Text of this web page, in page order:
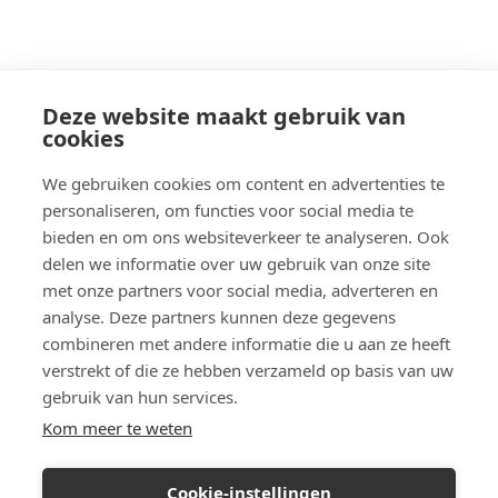
Deze website maakt gebruik van
cookies
We gebruiken cookies om content en advertenties te
personaliseren, om functies voor social media te
bieden en om ons websiteverkeer te analyseren. Ook
delen we informatie over uw gebruik van onze site
met onze partners voor social media, adverteren en
analyse. Deze partners kunnen deze gegevens
combineren met andere informatie die u aan ze heeft
verstrekt of die ze hebben verzameld op basis van uw
gebruik van hun services.
Kom meer te weten
Cookie-instellingen